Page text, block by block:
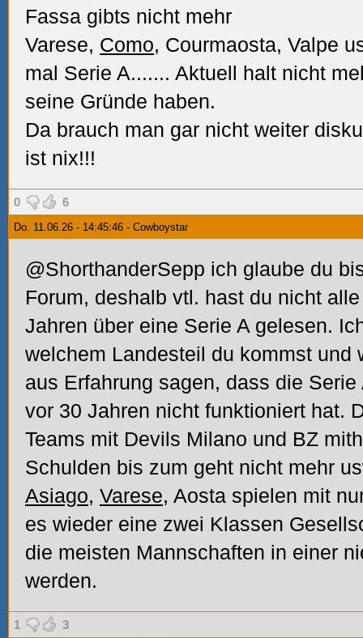
Fassa gibts nicht mehr
Varese, Como, Courmaosta, Valpe
mal Serie A....... Aktuell halt nicht
seine Gründe haben.
Da brauch man gar nicht weiter
ist nix!!!
0 6
Do. 11.06.26 - 14:45:46 - Cowboystar
@ShorthanderSepp ich glaube du
Forum, deshalb vtl. hast du nicht
Jahren über eine Serie A gelesen.
welchem Landesteil du kommst und
aus Erfahrung sagen, dass die
vor 30 Jahren nicht funktioniert hat.
Teams mit Devils Milano und BZ
Schulden bis zum geht nicht mehr
Asiago, Varese, Aosta spielen mit
es wieder eine zwei Klassen
die meisten Mannschaften in einer
werden.
1 3